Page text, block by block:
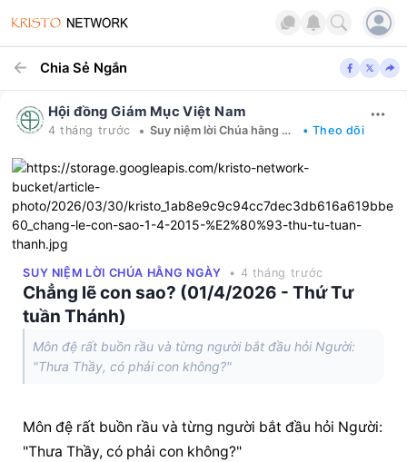
Chia Sẻ Ngắn
Hội đồng Giám Mục Việt Nam
4 tháng trước • Suy niệm lời Chúa hằng ngày • Theo dõi
SUY NIỆM LỜI CHÚA HẰNG NGÀY • 4 tháng trước
Chẳng lẽ con sao? (01/4/2026 - Thứ Tư
tuần Thánh)
Môn đệ rất buồn rầu và từng người bắt đầu hỏi Người:
"Thưa Thầy, có phải con không?"
Môn đệ rất buồn rầu và từng người bắt đầu hỏi Người:
"Thưa Thầy, có phải con không?"